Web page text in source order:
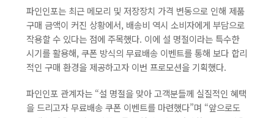
파인인포는 최근 메모리 및 저장장치 가격 변동으로 인해 제품
구매 금액이 커진 상황에서, 배송비 역시 소비자에게 부담으로
작용할 수 있다는 점에 주목했다. 이에 설 명절이라는 특수한
시기를 활용해, 쿠폰 방식의 무료배송 이벤트를 통해 보다 합리
적인 구매 환경을 제공하고자 이번 프로모션을 기획했다.
파인인포 관계자는 “설 명절을 맞아 고객분들께 실질적인 혜택
을 드리고자 무료배송 쿠폰 이벤트를 마련했다”며 “앞으로도